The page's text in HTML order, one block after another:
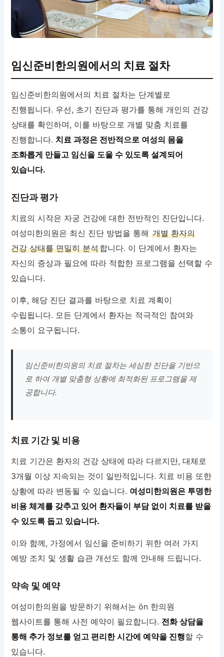
임신준비한의원에서의 치료 절차
임신준비한의원에서의 치료 절차는 단계별로
진행됩니다. 우선, 초기 진단과 평가를 통해 개인의 건강
상태를 확인하며, 이를 바탕으로 개별 맞춤 치료를
진행합니다.치료 과정은 전반적으로 여성의 몸을
조화롭게 만들고 임신을 도울 수 있도록 설계되어
있습니다.
진단과 평가
치료의 시작은 자궁 건강에 대한 전반적인 진단입니다.
여성미한의원은 최신 진단 방법을 통해개별 환자의
건강 상태를 면밀히 분석합니다. 이 단계에서 환자는
자신의 증상과 필요에 따라 적합한 프로그램을 선택할 수
있습니다.
이후, 해당 진단 결과를 바탕으로 치료 계획이
수립됩니다. 모든 단계에서 환자는 적극적인 참여와
소통이 요구됩니다.
임신준비한의원의 치료 절차는 세심한 진단을 기반으
로 하여 개별 맞춤형 상황에 최적화된 프로그램을 제
공합니다.
치료 기간 및 비용
치료 기간은 환자의 건강 상태에 따라 다르지만, 대체로
3개월 이상 지속되는 것이 일반적입니다. 치료 비용 또한
상황에 따라 변동될 수 있습니다. 여성미한의원은 투명한
비용 체계를 갖추고 있어 환자들이 부담 없이 치료를 받을
수 있도록 돕고 있습니다.
이와 함께, 가정에서 임신을 준비하기 위한 여러 가지
예방 조치 및 생활 습관 개선도 함께 안내해 드립니다.
약속 및 예약
여성미한의원을 방문하기 위해서는 ön 한의원
웹사이트를 통해 사전 예약이 필요합니다. 전화 상담을
통해 추가 정보를 얻고 편리한 시간에 예약을 진행할 수
있습니다.